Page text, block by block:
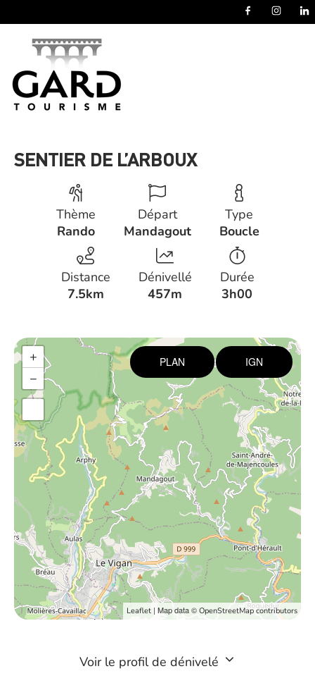
SENTIER DE L’ARBOUX
Thème
Rando
Départ
Mandagout
Type
Boucle
Distance
7.5km
Dénivellé
457m
Durée
3h00
+
−
PLAN IGN
Leaflet | Map data © OpenStreetMap contributors
Voir le profil de dénivelé